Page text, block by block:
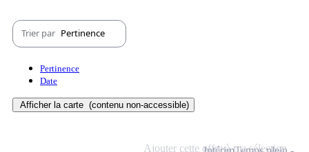
Trier par Pertinence
Pertinence
Date
Afficher la carte (contenu non-accessible)
Ajouter cette offre à ma sélection